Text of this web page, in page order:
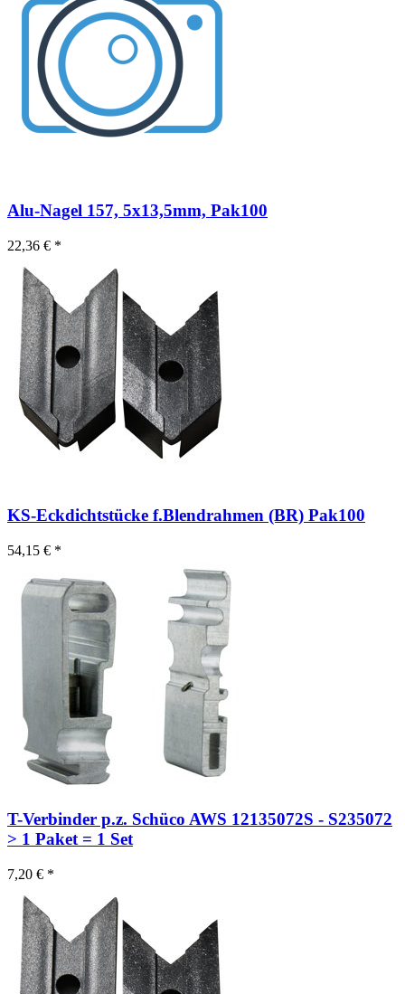
Alu-Nagel 157, 5x13,5mm, Pak100
22,36 € *
KS-Eckdichtstücke f.Blendrahmen (BR) Pak100
54,15 € *
T-Verbinder p.z. Schüco AWS 12135072S - S235072
> 1 Paket = 1 Set
7,20 € *